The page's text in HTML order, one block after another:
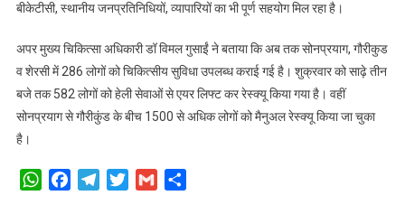
बीकेटीसी, स्थानीय जनप्रतिनिधियों, व्यापारियों का भी पूर्ण सहयोग मिल रहा है।
अपर मुख्य चिकित्सा अधिकारी डॉ विमल गुसाईं ने बताया कि अब तक सोनप्रयाग, गौरीकुड
व शेरसी में 286 लोगों को चिकित्सीय सुविधा उपलब्ध कराई गई है। शुक्रवार को साढ़े तीन
बजे तक 582 लोगों को हेली सेवाओं से एयर लिफ्ट कर रेस्क्यू किया गया है। वहीं
सोनप्रयाग से गौरीकुंड के बीच 1500 से अधिक लोगों को मैनुअल रेस्क्यू किया जा चुका
है।
WhatsAppFacebookTelegramTwitterGmail